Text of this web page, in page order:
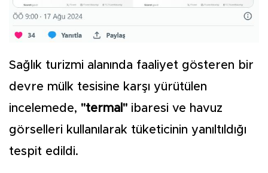
Sağlık turizmi alanında faaliyet gösteren bir
devre mülk tesisine karşı yürütülen
incelemede, "termal" ibaresi ve havuz
görselleri kullanılarak tüketicinin yanıltıldığı
tespit edildi.